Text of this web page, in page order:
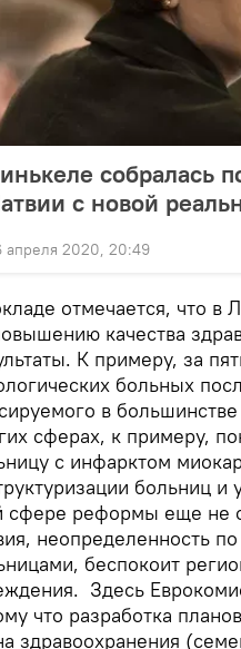
собралась
с новой
апреля 2020, 20:49
отмечается, что в
качества
К примеру, за
больных
в
сферах, к примеру,
с инфарктом
больниц
сфере реформы еще не
неопределенность
беспокоит
Здесь
что разработка
здравоохранения